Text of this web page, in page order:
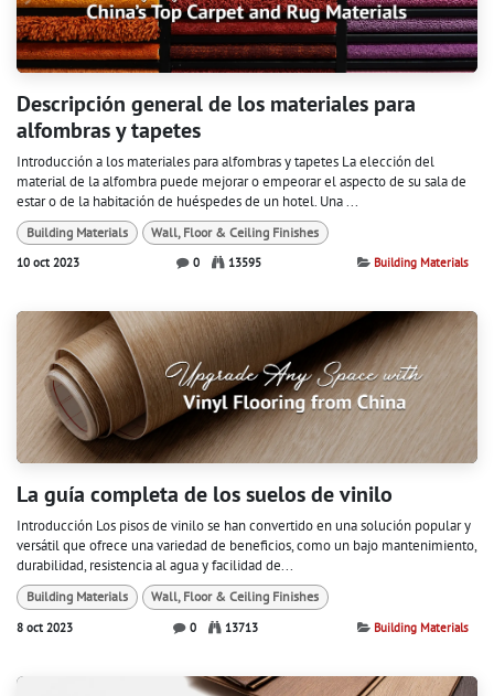
Descripción general de los materiales para
alfombras y tapetes
Introducción a los materiales para alfombras y tapetes La elección del
material de la alfombra puede mejorar o empeorar el aspecto de su sala de
estar o de la habitación de huéspedes de un hotel. Una ...
Building Materials
Wall, Floor & Ceiling Finishes
10 oct 2023
0 13595 Building Materials
La guía completa de los suelos de vinilo
Introducción Los pisos de vinilo se han convertido en una solución popular y
versátil que ofrece una variedad de beneficios, como un bajo mantenimiento,
durabilidad, resistencia al agua y facilidad de...
Building Materials
Wall, Floor & Ceiling Finishes
8 oct 2023
0 13713 Building Materials